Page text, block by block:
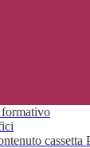
formativo
cassetta